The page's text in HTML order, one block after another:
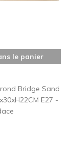
le panier
Bridge Sand
E27 -